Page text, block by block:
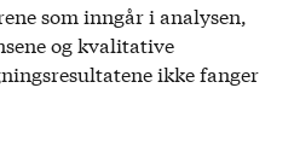
som inngår i analysen,
og kvalitative
ikke fanger